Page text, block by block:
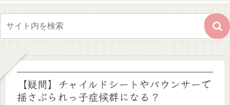
【疑問】チャイルドシートやバウンサーで
揺さぶられっ子症候群になる？